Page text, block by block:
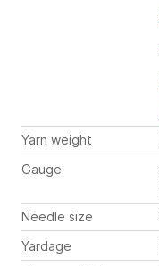
Yarn weight
Gauge
Needle size
Yardage